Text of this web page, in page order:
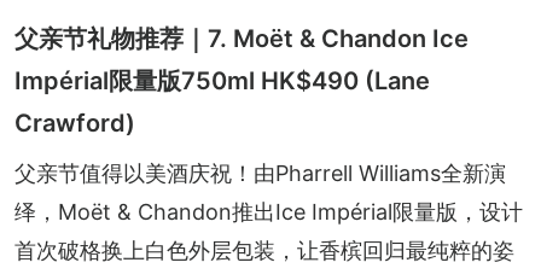
父亲节礼物推荐｜7. Moët & Chandon Ice
Impérial限量版750ml HK$490 (Lane
Crawford)
父亲节值得以美酒庆祝！由Pharrell Williams全新演
绎，Moët & Chandon推出Ice Impérial限量版，设计
首次破格换上白色外层包装，让香槟回归最纯粹的姿